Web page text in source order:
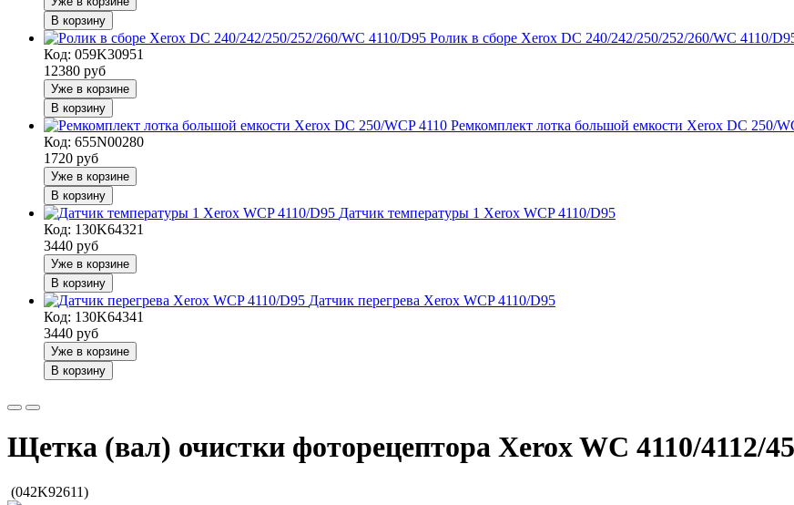
В корзину
Ролик в сборе Xerox DC 240/242/250/252/260/WC 4110/
Код: 059K30951
12380 руб
Уже в корзине
В корзину
Ремкомплект лотка большой емкости Xerox DC 250/
Код: 655N00280
1720 руб
Уже в корзине
В корзину
Датчик температуры 1 Xerox WCP 4110/D95
Код: 130K64321
3440 руб
Уже в корзине
В корзину
Датчик перегрева Xerox WCP 4110/D95
Код: 130K64341
3440 руб
Уже в корзине
В корзину
Щетка (вал) очистки фоторецептора Xerox WC 4110/4112/
(042K92611)